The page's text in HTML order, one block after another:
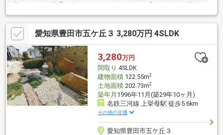
段・各洋室にクローゼットを配置・2か所の納戸は窓付、多用途に
活用可能・洋室約13.5帖は2ドア、南東向きのベランダ付・倉庫付
の駐車スペース有(車種による)▼2024年9月室内リフォーム履歴
【水回り】キッチン、浴室、トイレ、洗面所 等【内装】全室クロ
ス、床、ダウンライト 等■ ご希望の住まい探しをお手伝いします
━━━━━・・・物件の詳細・ご相談はお気軽にお問い合わせく
ださい。
愛知県豊田市五ケ丘３ 3,280万円 4SLDK
3,280万円
間取り 4SLDK
建物面積122.55m2
土地面積202.73m2
築年月 1996年11月(築29年10ヶ月)
名鉄三河線 上挙母駅 徒歩5.6km
その他の交通
愛知県豊田市五ケ丘３